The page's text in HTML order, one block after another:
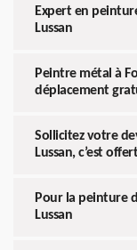
Expert en
Lussan
Peintre métal à
déplacement
Sollicitez votre
Lussan, c’est
Pour la peinture
Lussan